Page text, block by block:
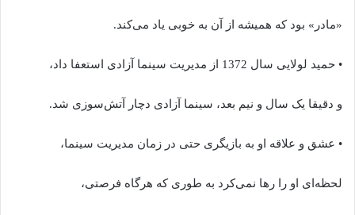
«مادر» بود که همیشه از آن به خوبی یاد می‌کند.
• حمید لولایی سال 1372 از مدیریت سینما آزادی استعفا داد،
و دقیقا یک سال و نیم بعد، سینما آزادی دچار آتش‌سوزی شد.
• عشق و علاقه او به بازیگری حتی در زمان مدیریت سینما،
لحظه‌ای او را رها نمی‌کرد به طوری که هرگاه فرصتی،